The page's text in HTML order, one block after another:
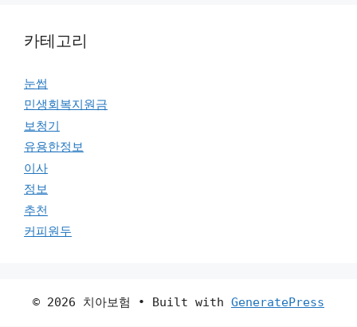
카테고리
눈썹
민생회복지원금
보청기
유용한정보
이사
정보
추천
커피원두
© 2026 치아보험 • Built with GeneratePress